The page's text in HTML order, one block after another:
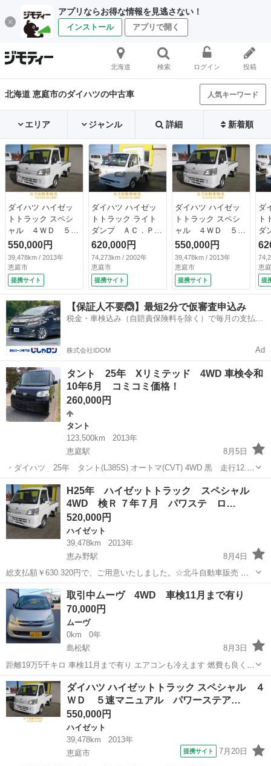
アプリならお得な情報を見逃さない！
インストール アプリで開く
北海道 検索 ログイン 投稿
北海道 恵庭市のダイハツの中古車 人気キーワード
エリア ジャンル 詳細 新着順
ダイハツ ハイゼッ
トトラック スペシ
ャル ４ＷＤ ５速
マニュアル パワー
ステアリング （車
検整備付）
550,000円
39,478km / 2013年
恵庭市
提携サイト
ダイハツ ハイゼッ
トトラック ライト
ダンプ ＡＣ．Ｐ
Ｓ．ミニダンプ．４
ＷＤ．車検８年４月
２７日 （検8.4）
620,000円
74,273km / 2002年
恵庭市
提携サイト
ダイハツ ハイゼッ
トトラック スペシ
ャル ４ＷＤ ５速
マニュアル パワー
ステアリング （車
検整備付）
550,000円
39,478km / 2013年
恵庭市
提携サイト
ダ
ト
ダ
Ｓ
Ｗ
２
恵
提
【保証人不要🙆】最短2分で仮審査申込み
税金・車検込み（自賠責保険料を除く）で毎月の支払額
株式会社IDOM Ad
タント 25年 Xリミテッド 4WD 車検令和
10年6月 コミコミ価格！
260,000円
タント
123,500km
2013年
恵庭駅
8月5日
・ダイハツ 25年 タント(L385S) オートマ(CVT) 4WD 黒 走行12.3
万キロ 車検令和10年6月 ・純正ナビテレビ バックカメラ キーフ
リー 左パワースライドドア エコアイドル ...
北海道 恵庭市 恵庭駅 タント 4WD
H25年 ハイゼットトラック スペシャル
4WD 検Ｒ ７年７月 パワステ ロ…
520,000円
ハイゼット
39,478km
2013年
恵み野駅
8月4日
総支払額￥630.320円で、ご用意いたしました。☆北斗自動車販売 ☆
当店は軽自動車からミニバンまで幅広い車種をご用意！余計な経費を
削減し良質車を格安でご提供します：販売以外にも整備、板金、保険
などお車のことなら何でもご相...
北海道 恵庭市 恵み野駅 トラック
取引中ムーヴ 4WD 車検11月まで有り
70,000円
ムーヴ
0km
0年
島松駅
8月3日
距離19万5千キロ 車検11月まで有り エアコンも冷えます 燃費も良く普
通に走行可能です。 細かい所見たら色々ボロいと思いますので、気に
しない方向けです。 現車確認可能です。 当方で名義変更可能です。
北海道 恵庭市 島松駅 ムーヴ
ダイハツ ハイゼットトラック スペシャル ４
ＷＤ ５速マニュアル パワーステア…
550,000円
ハイゼット
39,478km
2013年
恵庭市
提携サイト 7月20日